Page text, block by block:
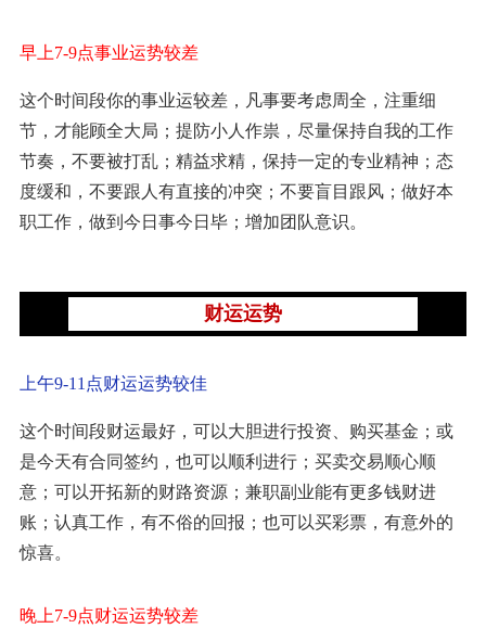
早上7-9点事业运势较差
这个时间段你的事业运较差，凡事要考虑周全，注重细
节，才能顾全大局；提防小人作祟，尽量保持自我的工作
节奏，不要被打乱；精益求精，保持一定的专业精神；态
度缓和，不要跟人有直接的冲突；不要盲目跟风；做好本
职工作，做到今日事今日毕；增加团队意识。
财运运势
上午9-11点财运运势较佳
这个时间段财运最好，可以大胆进行投资、购买基金；或
是今天有合同签约，也可以顺利进行；买卖交易顺心顺
意；可以开拓新的财路资源；兼职副业能有更多钱财进
账；认真工作，有不俗的回报；也可以买彩票，有意外的
惊喜。
晚上7-9点财运运势较差